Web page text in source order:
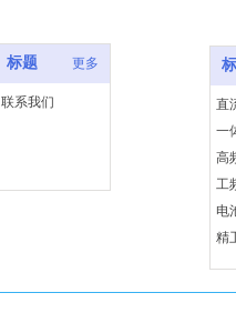
标题 更多
联系我们
直
一
高
工
电
精